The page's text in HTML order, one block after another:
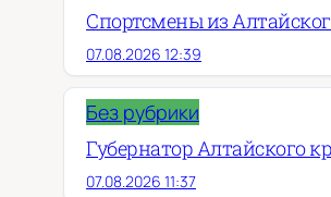
Спортсмены из
07.08.2026 12:39
Без рубрики
Губернатор Алтайского
07.08.2026 11:37